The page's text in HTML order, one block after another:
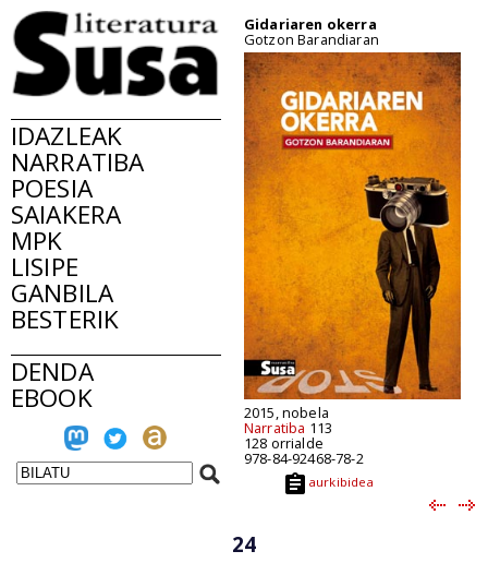
IDAZLEAK
NARRATIBA
POESIA
SAIAKERA
MPK
LISIPE
GANBILA
BESTERIK
DENDA
EBOOK
Gidariaren okerra
Gotzon Barandiaran
2015, nobela
Narratiba 113
128 orrialde
978-84-92468-78-2
aurkibidea
24